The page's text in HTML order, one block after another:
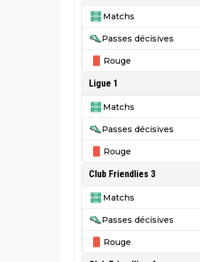
Matchs
Passes décisives
Rouge
Ligue 1
Matchs
Passes décisives
Rouge
Club Friendlies 3
Matchs
Passes décisives
Rouge